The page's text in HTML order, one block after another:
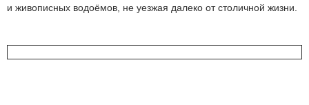
и живописных водоёмов, не уезжая далеко от столичной жизни.